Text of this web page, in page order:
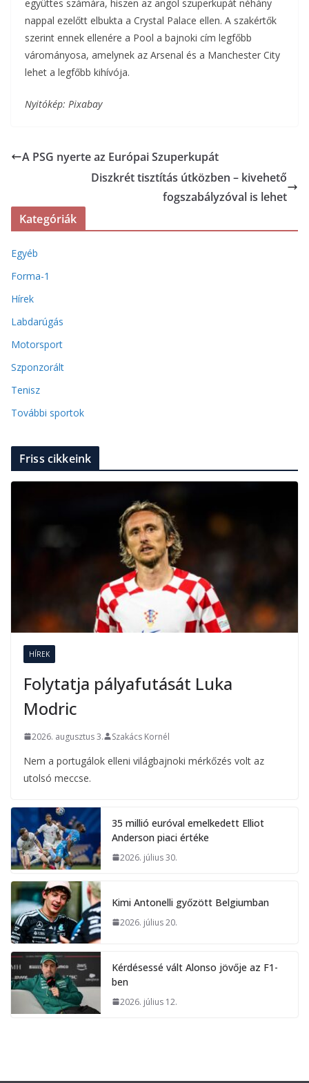
együttes számára, hiszen az angol szuperkupát néhány
nappal ezelőtt elbukta a Crystal Palace ellen. A szakértők
szerint ennek ellenére a Pool a bajnoki cím legfőbb
várományosa, amelynek az Arsenal és a Manchester City
lehet a legfőbb kihívója.
Nyitókép: Pixabay
A PSG nyerte az Európai Szuperkupát
Diszkrét tisztítás útközben – kivehető
fogszabályzóval is lehet
Kategóriák
Egyéb
Forma-1
Hírek
Labdarúgás
Motorsport
Szponzorált
Tenisz
További sportok
Friss cikkeink
HÍREK
Folytatja pályafutását Luka
Modric
2026. augusztus 3. Szakács Kornél
Nem a portugálok elleni világbajnoki mérkőzés volt az
utolsó meccse.
35 millió euróval emelkedett Elliot
Anderson piaci értéke
2026. július 30.
Kimi Antonelli győzött Belgiumban
2026. július 20.
Kérdésessé vált Alonso jövője az F1-
ben
2026. július 12.